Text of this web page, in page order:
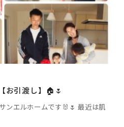
お引渡し】🏠🌷
ンエルホームです🐰🌷 最近は肌